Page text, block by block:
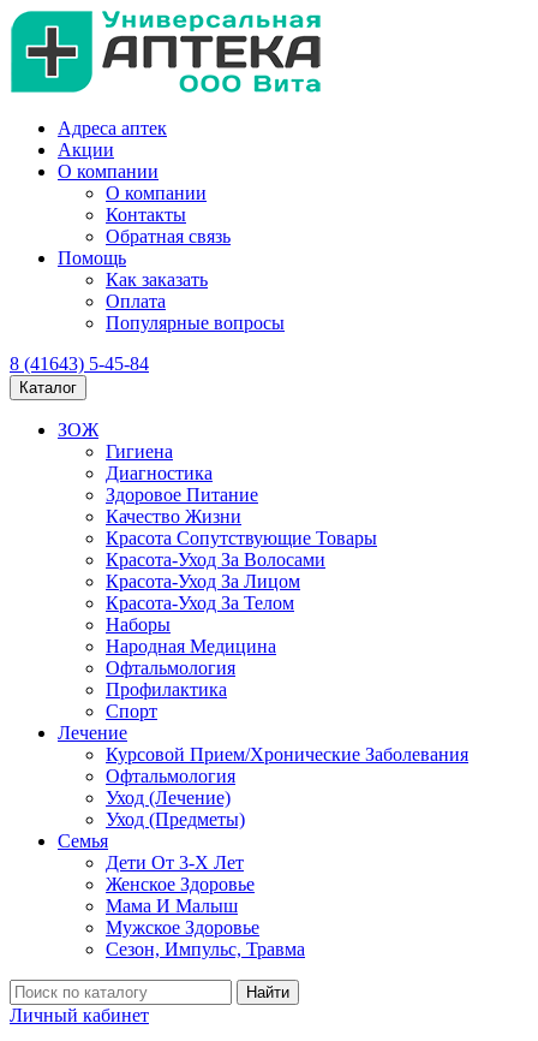
Адреса аптек
Акции
О компании
О компании
Контакты
Обратная связь
Помощь
Как заказать
Оплата
Популярные вопросы
8 (41643) 5-45-84
Каталог
ЗОЖ
Гигиена
Диагностика
Здоровое Питание
Качество Жизни
Красота Сопутствующие Товары
Красота-Уход За Волосами
Красота-Уход За Лицом
Красота-Уход За Телом
Наборы
Народная Медицина
Офтальмология
Профилактика
Спорт
Лечение
Курсовой Прием/Хронические Заболевания
Офтальмология
Уход (Лечение)
Уход (Предметы)
Семья
Дети От 3-Х Лет
Женское Здоровье
Мама И Малыш
Мужское Здоровье
Сезон, Импульс, Травма
Найти
Личный кабинет